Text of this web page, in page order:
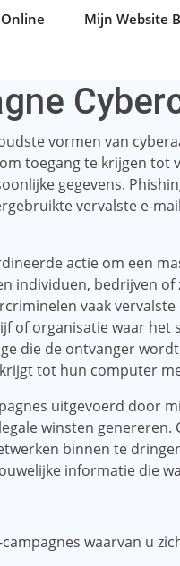
Mijn Website
vormen van
toegang te krijgen tot
gegevens.
vervalste e-
actie om een
individuen, bedrijven
vaak
of organisatie waar het
die de ontvanger
tot hun computer
uitgevoerd door
winsten
binnen te
informatie die
waarvan u